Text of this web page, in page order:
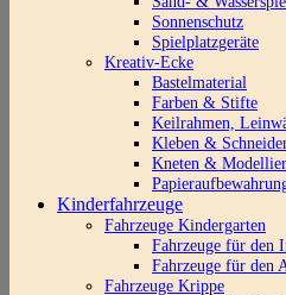
Sonnenschutz
Spielplatzgeräte
Kreativ-Ecke
Bastelmaterial
Farben & Stifte
Keilrahmen,
Kleben &
Kneten &
Kinderfahrzeuge
Fahrzeuge Kindergarten
Fahrzeuge für den
Fahrzeuge für den
Fahrzeuge Krippe